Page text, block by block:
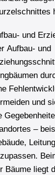
und
Aufbau- und
und
–
Bäume liegt